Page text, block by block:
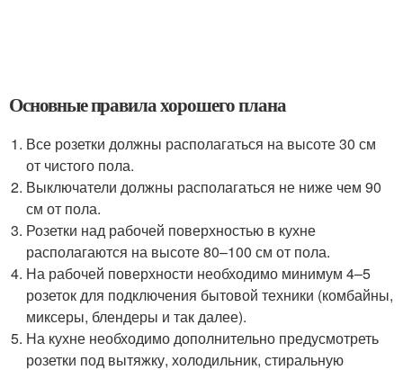
Основные правила хорошего плана
Все розетки должны располагаться на высоте 30 см
от чистого пола.
Выключатели должны располагаться не ниже чем 90
см от пола.
Розетки над рабочей поверхностью в кухне
располагаются на высоте 80–100 см от пола.
На рабочей поверхности необходимо минимум 4–5
розеток для подключения бытовой техники (комбайны,
миксеры, блендеры и так далее).
На кухне необходимо дополнительно предусмотреть
розетки под вытяжку, холодильник, стиральную